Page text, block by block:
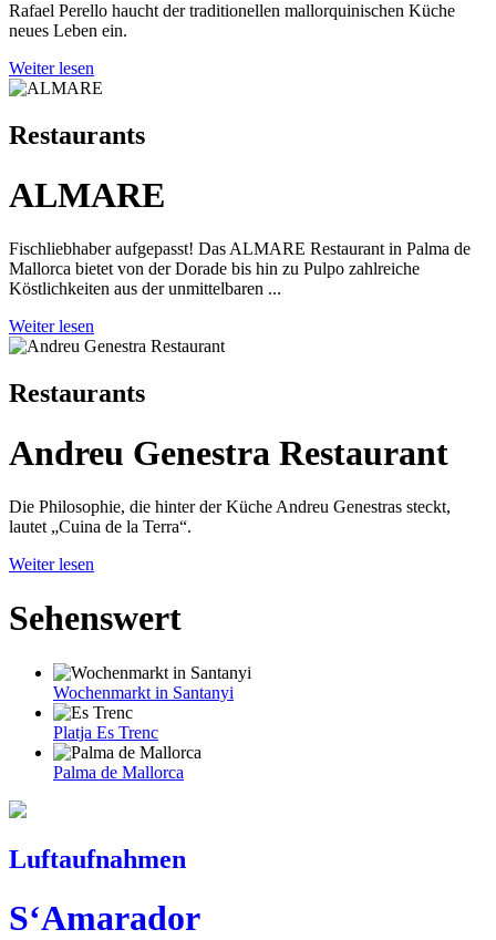
Rafael Perello haucht der traditionellen mallorquinischen Küche
neues Leben ein.
Weiter lesen
Restaurants
ALMARE
Fischliebhaber aufgepasst! Das ALMARE Restaurant in Palma de
Mallorca bietet von der Dorade bis hin zu Pulpo zahlreiche
Köstlichkeiten aus der unmittelbaren ...
Weiter lesen
Restaurants
Andreu Genestra Restaurant
Die Philosophie, die hinter der Küche Andreu Genestras steckt,
lautet „Cuina de la Terra“.
Weiter lesen
Sehenswert
Wochenmarkt in Santanyi
Platja Es Trenc
Palma de Mallorca
Luftaufnahmen
S‘Amarador